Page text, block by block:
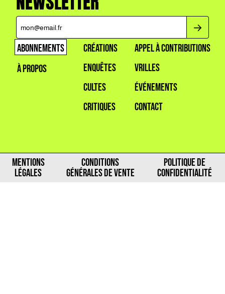
ABONNEMENTS
À PROPOS
CRÉATIONS
ENQUÊTES
CULTES
CRITIQUES
APPEL À CONTRIBUTIONS
VRILLES
ÉVÉNEMENTS
CONTACT
MENTIONS
LÉGALES
CONDITIONS
GÉNÉRALES DE VENTE
POLITIQUE DE
CONFIDENTIALITÉ